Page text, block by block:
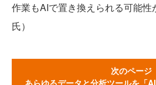
作業もAIで置き換えられる可能
氏）
次のページ